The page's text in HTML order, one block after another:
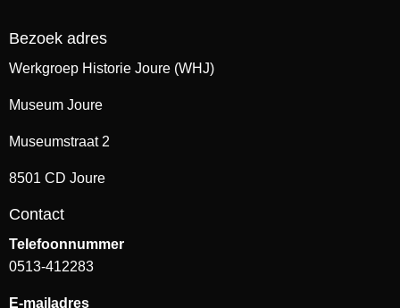
Bezoek adres
Werkgroep Historie Joure (WHJ)
Museum Joure
Museumstraat 2
8501 CD Joure
Contact
Telefoonnummer
0513-412283
E-mailadres